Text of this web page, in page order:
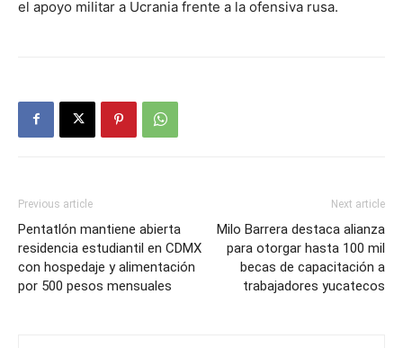
el apoyo militar a Ucrania frente a la ofensiva rusa.
Previous article
Pentatlón mantiene abierta
residencia estudiantil en CDMX
con hospedaje y alimentación
por 500 pesos mensuales
Next article
Milo Barrera destaca alianza
para otorgar hasta 100 mil
becas de capacitación a
trabajadores yucatecos